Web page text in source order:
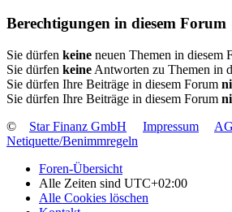
Berechtigungen in diesem Forum
Sie dürfen keine neuen Themen in diesem
Sie dürfen keine Antworten zu Themen in
Sie dürfen Ihre Beiträge in diesem Forum
Sie dürfen Ihre Beiträge in diesem Forum
©
Star Finanz GmbH Impressum
Netiquette/Benimmregeln
Foren-Übersicht
Alle Zeiten sind UTC+02:00
Alle Cookies löschen